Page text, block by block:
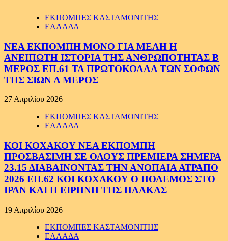
ΕΚΠΟΜΠΕΣ ΚΑΣΤΑΜΟΝΙΤΗΣ
ΕΛΛΑΔΑ
ΝΕΑ ΕΚΠΟΜΠΗ ΜΟΝΟ ΓΙΑ ΜΕΛΗ Η
ΑΝΕΙΠΩΤΗ ΙΣΤΟΡΙΑ ΤΗΣ ΑΝΘΡΩΠΟΤΗΤΑΣ Β
ΜΕΡΟΣ ΕΠ.61 ΤΑ ΠΡΩΤΟΚΟΛΛΑ ΤΩΝ ΣΟΦΩΝ
ΤΗΣ ΣΙΩΝ Α ΜΕΡΟΣ
27 Απριλίου 2026
ΕΚΠΟΜΠΕΣ ΚΑΣΤΑΜΟΝΙΤΗΣ
ΕΛΛΑΔΑ
ΚΟΙ ΚΟΧΑΚΟΥ ΝΕΑ ΕΚΠΟΜΠΗ
ΠΡΟΣΒΑΣΙΜΗ ΣΕ ΟΛΟΥΣ ΠΡΕΜΙΕΡΑ ΣΗΜΕΡΑ
23.15 ΔΙΑΒΑΙΝΟΝΤΑΣ ΤΗΝ ΑΝΟΠΑΙΑ ΑΤΡΑΠΟ
2026 ΕΠ.62 ΚΟΙ ΚΟΧΑΚΟΥ Ο ΠΟΛΕΜΟΣ ΣΤΟ
ΙΡΑΝ ΚΑΙ Η ΕΙΡΗΝΗ ΤΗΣ ΠΛΑΚΑΣ
19 Απριλίου 2026
ΕΚΠΟΜΠΕΣ ΚΑΣΤΑΜΟΝΙΤΗΣ
ΕΛΛΑΔΑ